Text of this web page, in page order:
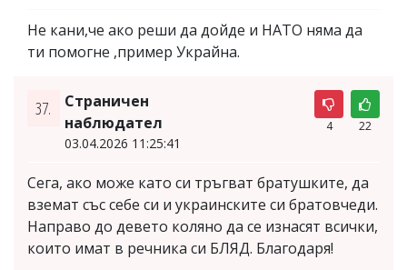
Не кани,че ако реши да дойде и НАТО няма да
ти помогне ,пример Украйна.
37.
Страничен
наблюдател
03.04.2026 11:25:41
4 22
Сега, ако може като си тръгват братушките, да
вземат със себе си и украинските си братовчеди.
Направо до девето коляно да се изнасят всички,
които имат в речника си БЛЯД. Благодаря!